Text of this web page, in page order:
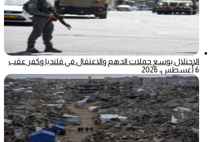
الاحتلال يوسع حملات الدهم والاعتقال في قلنديا وكفر عقب
6 أغسطس، 2026